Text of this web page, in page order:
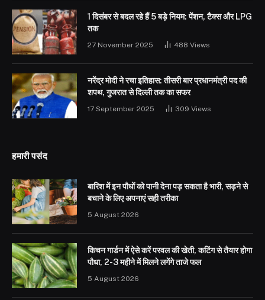
1 दिसंबर से बदल रहे हैं 5 बड़े नियम: पेंशन, टैक्स और LPG
तक
27 November 2025 488 Views
नरेंद्र मोदी ने रचा इतिहास: तीसरी बार प्रधानमंत्री पद की
शपथ, गुजरात से दिल्ली तक का सफर
17 September 2025 309 Views
हमारी पसंद
बारिश में इन पौधों को पानी देना पड़ सकता है भारी, सड़ने से
बचाने के लिए अपनाएं सही तरीका
5 August 2026
किचन गार्डन में ऐसे करें परवल की खेती, कटिंग से तैयार होगा
पौधा, 2-3 महीने में मिलने लगेंगे ताजे फल
5 August 2026